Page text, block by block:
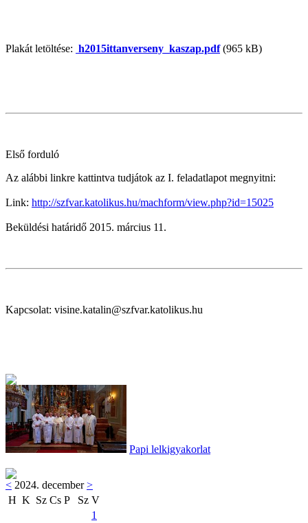
Plakát letöltése: h2015ittanverseny_kaszap.pdf(965 kB)
Első forduló
Az alábbi linkre kattintva tudjátok az I. feladatlapot megnyitni:
Link: http://szfvar.katolikus.hu/machform/view.php?id=15025
Beküldési határidő 2015. március 11.
Kapcsolat: visine.katalin@szfvar.katolikus.hu
Papi lelkigyakorlat
< 2024. december>
H K Sz Cs P Sz V
1